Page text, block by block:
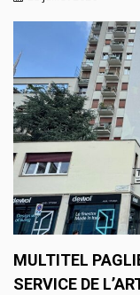
MULTITEL
SERVICE DE